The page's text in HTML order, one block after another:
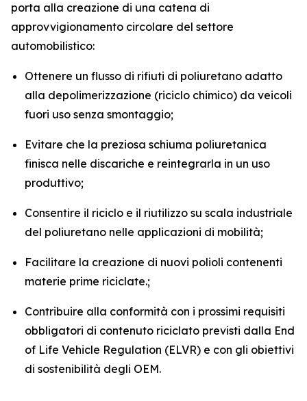
porta alla creazione di una catena di
approvvigionamento circolare del settore
automobilistico:
Ottenere un flusso di rifiuti di poliuretano adatto
alla depolimerizzazione (riciclo chimico) da veicoli
fuori uso senza smontaggio;
Evitare che la preziosa schiuma poliuretanica
finisca nelle discariche e reintegrarla in un uso
produttivo;
Consentire il riciclo e il riutilizzo su scala industriale
del poliuretano nelle applicazioni di mobilità;
Facilitare la creazione di nuovi polioli contenenti
materie prime riciclate.;
Contribuire alla conformità con i prossimi requisiti
obbligatori di contenuto riciclato previsti dalla End
of Life Vehicle Regulation (ELVR) e con gli obiettivi
di sostenibilità degli OEM.